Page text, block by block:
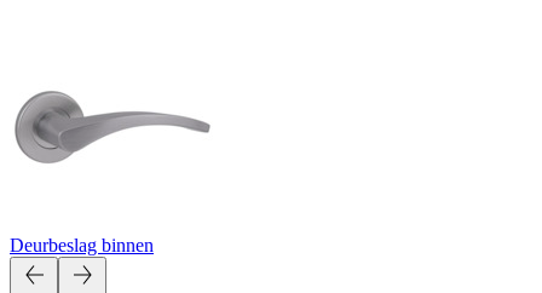
Deurbeslag binnen